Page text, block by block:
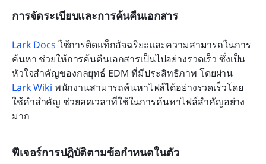
การจัดระเบียบและการค้นคืนเอกสาร
Lark Docs ใช้การติดแท็กอัจฉริยะและความสามารถในการ
ค้นหา ช่วยให้การค้นคืนเอกสารเป็นไปอย่างรวดเร็ว ซึ่งเป็น
Lark Wiki พนักงานสามารถค้นหาไฟล์ได้อย่างรวดเร็วโดย
ใช้คำสำคัญ ช่วยลดเวลาที่ใช้ในการค้นหาไฟล์สำคัญอย่าง
มาก
ฟีเจอร์การปฏิบัติตามข้อกำหนดในตัว